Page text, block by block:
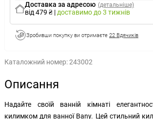
Доставка за адресою (детальніше)
від 479 ₴ | доставимо до 3 тижнів
Зробивши покупку ви отримаєте 22 Вдячиків
Каталожний номер:243002
Описання
Надайте своїй ванній кімнаті
килимком для ванної Bany. Цей стильний